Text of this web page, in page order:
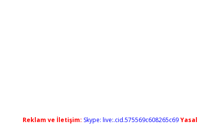
Reklam ve İletişim: Skype: live:.cid.575569c608265c69Yasal